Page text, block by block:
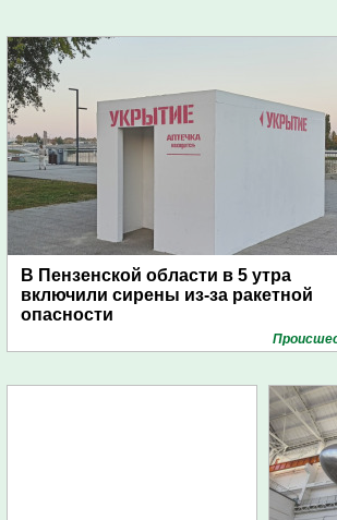
В Пензенской области в 5 утра
включили сирены из-за ракетной
опасности